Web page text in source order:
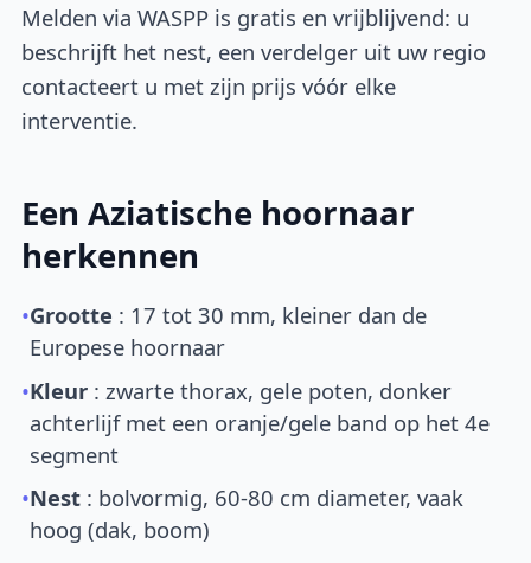
Melden via WASPP is gratis en vrijblijvend: u
beschrijft het nest, een verdelger uit uw regio
contacteert u met zijn prijs vóór elke
interventie.
Een Aziatische hoornaar
herkennen
•Grootte : 17 tot 30 mm, kleiner dan de
Europese hoornaar
•Kleur : zwarte thorax, gele poten, donker
achterlijf met een oranje/gele band op het 4e
segment
•Nest : bolvormig, 60-80 cm diameter, vaak
hoog (dak, boom)